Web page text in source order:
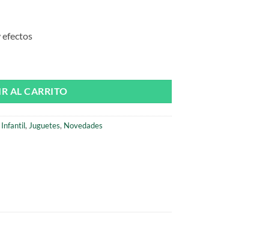
efectos
AL CARRITO
Infantil, Juguetes, Novedades